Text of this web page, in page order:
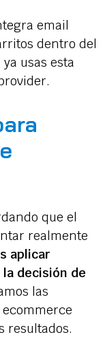
email
dentro del
usas esta
que el
realmente
aplicar
decisión de
las
resultados.